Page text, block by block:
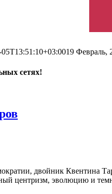
19 Февраль,
сетях!
двойник Квентина
центризм, эволюцию и